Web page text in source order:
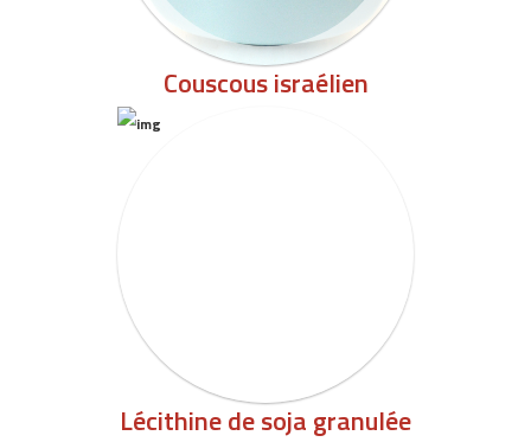
Couscous israélien
Lécithine de soja granulée